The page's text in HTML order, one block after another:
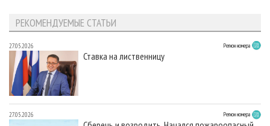
РЕКОМЕНДУЕМЫЕ СТАТЬИ
27.05.2026 Регион номера
Ставка на лиственницу
27.05.2026 Регион номера